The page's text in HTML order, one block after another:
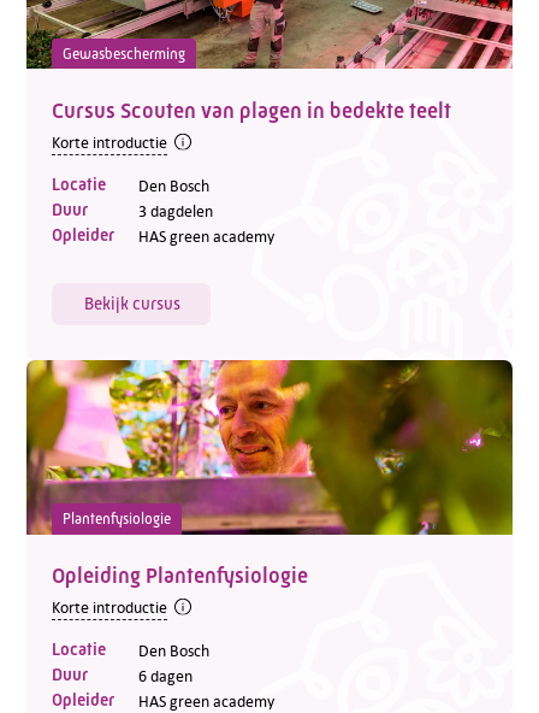
E-mail:
info@kasgroeit.nl
Contactformulier
Gewasbescherming
Cursus Scouten van plagen in bedekte teelt
Korte introductie
Locatie Den Bosch
Duur 3 dagdelen
Opleider HAS green academy
Bekijk cursus
Plantenfysiologie
Opleiding Plantenfysiologie
Korte introductie
Locatie Den Bosch
Duur 6 dagen
Opleider HAS green academy